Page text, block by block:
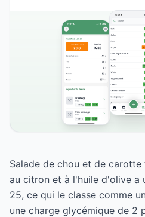
Salade de chou et de
au citron et à l'huile d'olive a
25, ce qui le classe comme
une charge glycémique de 2